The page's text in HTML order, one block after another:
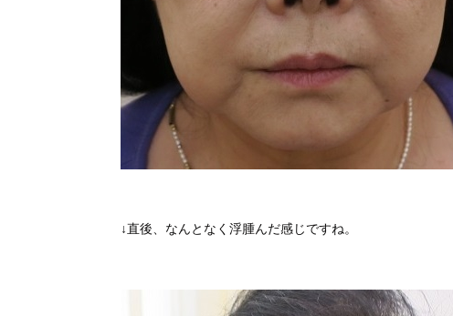
↓直後、なんとなく浮腫んだ感じですね。